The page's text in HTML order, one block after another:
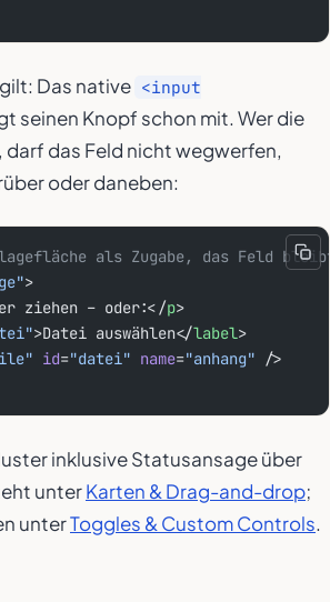
Das native <input
seinen Knopf schon mit. Wer die
das Feld nicht wegwerfen,
oder daneben:
als Zugabe, das Feld
>
ziehen – oder:</p>
>Datei auswählen</label>
id="datei" name="anhang" />
inklusive Statusansage über
unterKarten & Drag-and-drop;
unterToggles & Custom Controls.